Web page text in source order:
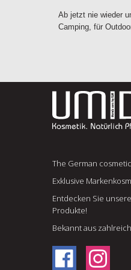
Ab jetzt nie wieder
Camping, für
The German
Exklusive
Entdecken Sie
Produkte!
Bekannt aus